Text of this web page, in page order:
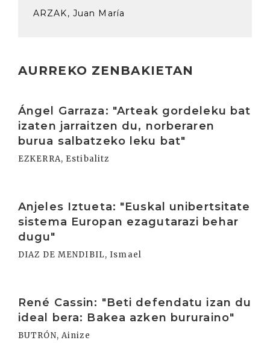
ARZAK, Juan María
AURREKO ZENBAKIETAN
Ángel Garraza: "Arteak gordeleku bat
izaten jarraitzen du, norberaren
burua salbatzeko leku bat"
EZKERRA, Estibalitz
Anjeles Iztueta: "Euskal unibertsitate
sistema Europan ezagutarazi behar
dugu"
DIAZ DE MENDIBIL, Ismael
René Cassin: "Beti defendatu izan du
ideal bera: Bakea azken bururaino"
BUTRÓN, Ainize